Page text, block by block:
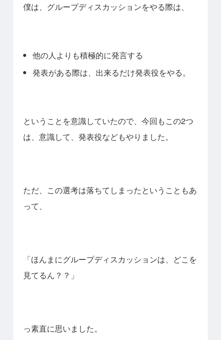
僕は、グループディスカッションをやる際は、
他の人よりも積極的に発言する
発表がある際は、出来るだけ発表役をやる。
ということを意識していたので、今回もこの2つ
は、意識して、発表役などもやりました。
ただ、この選考は落ちてしまったということもあ
って、
「ほんまにグループディスカッションは、どこを
見てるん？？」
っ素直に思いました。